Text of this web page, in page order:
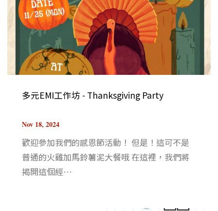
多元EMI工作坊 - Thanksgiving Party
Nov 18, 2024
歡迎參加我們的感恩節活動！ 但是！這可不是
普通的火雞加馬鈴薯泥大餐哦 在這裡，我們將
揭開這個經⋯